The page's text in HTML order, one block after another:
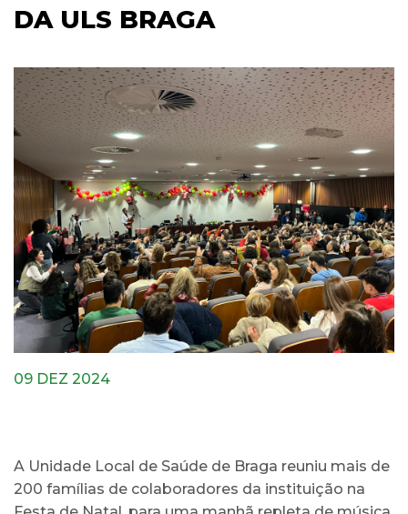
DA ULS BRAGA
09 DEZ 2024
A Unidade Local de Saúde de Braga reuniu mais de
200 famílias de colaboradores da instituição na